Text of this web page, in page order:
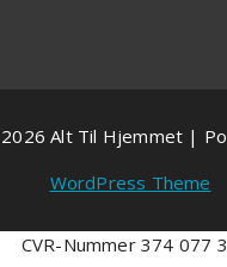
Alt Til Hjemmet |
WordPress Theme
CVR-Nummer 374 077